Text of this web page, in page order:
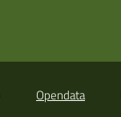
Opendata